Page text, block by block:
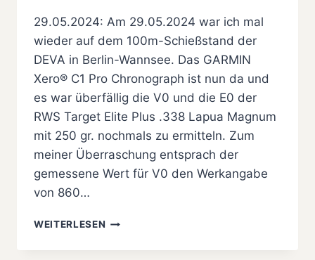
29.05.2024: Am 29.05.2024 war ich mal
wieder auf dem 100m-Schießstand der
DEVA in Berlin-Wannsee. Das GARMIN
Xero® C1 Pro Chronograph ist nun da und
es war überfällig die V0 und die E0 der
RWS Target Elite Plus .338 Lapua Magnum
mit 250 gr. nochmals zu ermitteln. Zum
meiner Überraschung entsprach der
gemessene Wert für V0 den Werkangabe
von 860…
WEITERLESEN LANGZEITVERSUCH
PRECISION